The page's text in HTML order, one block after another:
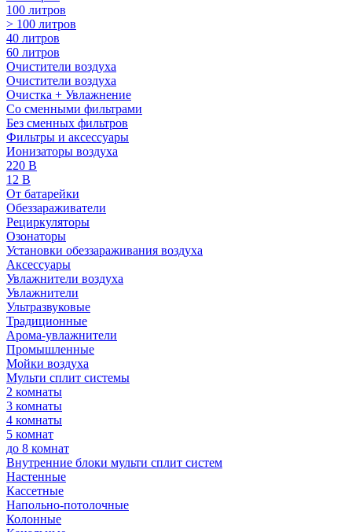
100 литров
> 100 литров
40 литров
60 литров
Очистители воздуха
Очистители воздуха
Очистка + Увлажнение
Cо сменными фильтрами
Без сменных фильтров
Фильтры и аксессуары
Ионизаторы воздуха
220 В
12 В
От батарейки
Обеззараживатели
Рециркуляторы
Озонаторы
Установки обеззараживания воздуха
Аксессуары
Увлажнители воздуха
Увлажнители
Ультразвуковые
Традиционные
Арома-увлажнители
Промышленные
Мойки воздуха
Мульти сплит системы
2 комнаты
3 комнаты
4 комнаты
5 комнат
до 8 комнат
Внутренние блоки мульти сплит систем
Настенные
Кассетные
Напольно-потолочные
Колонные